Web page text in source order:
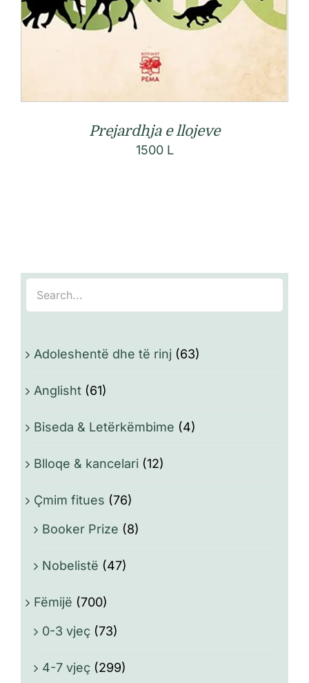
Prejardhja e llojeve
1500 L
Adoleshentë dhe të rinj (63)
Anglisht (61)
Biseda & Letërkëmbime (4)
Blloqe & kancelari (12)
Çmim fitues (76)
Booker Prize (8)
Nobelistë (47)
Fëmijë (700)
0-3 vjeç (73)
4-7 vjeç (299)